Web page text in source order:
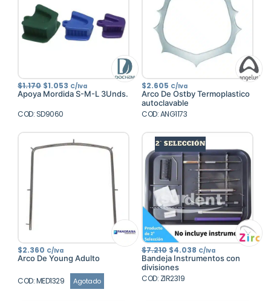
$1.170 El
precio
original
$1.170.
$1.053 El
precio
actual
C/Iva
Apoya Mordida S-M-L 3Unds.
COD: SD9060
$2.605 C/Iva
Arco De Ostby Termoplastico
autoclavable
COD: ANG1173
$2.360 C/Iva
Arco De Young Adulto
COD: MED1329 Agotado
$7.210 El
precio
original
era:
$7.210.
$4.038 El
precio
actual
C/Iva
Bandeja Instrumentos con
divisiones
COD: ZIR2319